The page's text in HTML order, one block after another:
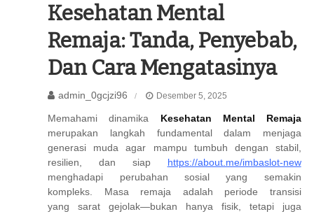
Kesehatan Mental
Remaja: Tanda, Penyebab,
Dan Cara Mengatasinya
admin_0gcjzi96 Desember 5, 2025
Memahami dinamika Kesehatan Mental Remaja
merupakan langkah fundamental dalam menjaga
generasi muda agar mampu tumbuh dengan stabil,
resilien, dan siap https://about.me/imbaslot-new
menghadapi perubahan sosial yang semakin
kompleks. Masa remaja adalah periode transisi
yang sarat gejolak—bukan hanya fisik, tetapi juga